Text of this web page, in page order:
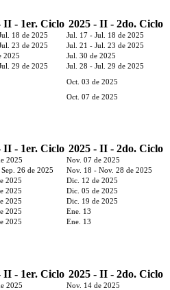
II - 1er. Ciclo 2025 - II - 2do. Ciclo
18 de 2025 Jul. 17 - Jul. 18 de 2025
23 de 2025 Jul. 21 - Jul. 23 de 2025
2025 Jul. 30 de 2025
29 de 2025 Jul. 28 - Jul. 29 de 2025
Oct. 03 de 2025
Oct. 07 de 2025
II - 1er. Ciclo 2025 - II - 2do. Ciclo
2025 Nov. 07 de 2025
26 de 2025 Nov. 18 - Nov. 28 de 2025
2025 Dic. 12 de 2025
2025 Dic. 05 de 2025
2025 Dic. 19 de 2025
2025 Ene. 13
2025 Ene. 13
II - 1er. Ciclo 2025 - II - 2do. Ciclo
2025 Nov. 14 de 2025